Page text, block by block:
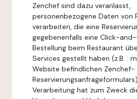
Zenchef sind dazu veranlasst,
personenbezogene Daten von
verarbeiten, die eine
gegebenenfalls eine Click-
Bestellung beim Restaurant
Services gestellt haben (z.B. :
Website befindlichen Zenchef-
Verarbeitung hat zum Zweck